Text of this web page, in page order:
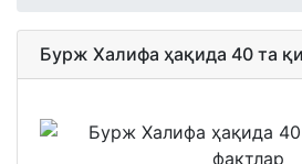
Бурж Халифа ҳақида 40 та